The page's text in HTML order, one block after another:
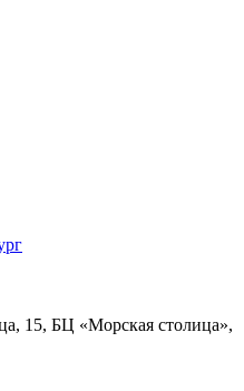
15, БЦ «Морская столица»,